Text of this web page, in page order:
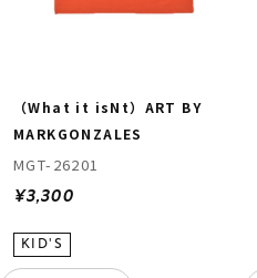
（What it isNt）ART BY
MARKGONZALES
MGT-26201
¥3,300